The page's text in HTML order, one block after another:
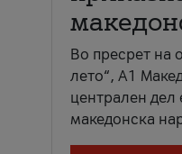
Во пресрет на
лето“, А1
централен дел
македонска